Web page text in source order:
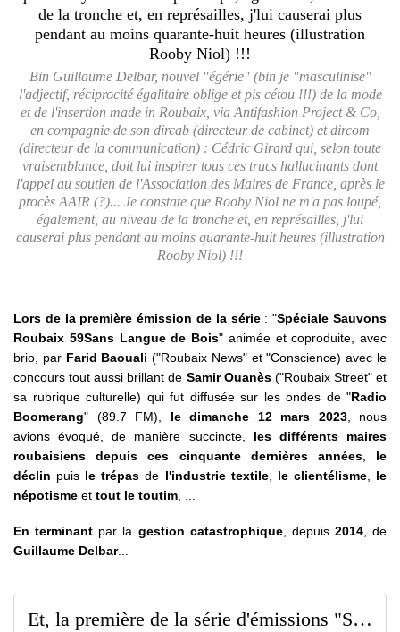
Bin Guillaume Delbar, nouvel "égérie" (bin je "masculinise"
l'adjectif, réciprocité égalitaire oblige et pis cétou !!!) de la mode
et de l'insertion made in Roubaix, via Antifashion Project & Co,
en compagnie de son dircab (directeur de cabinet) et dircom
(directeur de la communication) : Cédric Girard qui, selon toute
vraisemblance, doit lui inspirer tous ces trucs hallucinants dont
l'appel au soutien de l'Association des Maires de France, après le
procès AAIR (?)... Je constate que Rooby Niol ne m'a pas loupé,
également, au niveau de la tronche et, en représailles, j'lui
causerai plus pendant au moins quarante-huit heures (illustration
Rooby Niol) !!!
Lors de la première émission de la série: "Spéciale Sauvons
Roubaix 59Sans Langue de Bois" animée et coproduite, avec
brio, par Farid Baouali ("Roubaix News" et "Conscience) avec le
concours tout aussi brillant de Samir Ouanès("Roubaix Street" et
sa rubrique culturelle) qui fut diffusée sur les ondes de "Radio
Boomerang" (89.7 FM), le dimanche 12 mars 2023, nous
avions évoqué, de manière succincte, les différents maires
roubaisiens depuis ces cinquante dernières années, le
déclin puis le trépasde l'industrie textile, le clientélisme, le
népotisme et tout le toutim
En terminant par la gestion catastrophique, depuis 2014, de
Guillaume Delbar...
Et, la première de la série d'émissions "Spéciale Sauvons Roubaix", via "59Sans Langue de Bois" sur Boomerang... Fut !!! - SAUVONS ROUBAIX